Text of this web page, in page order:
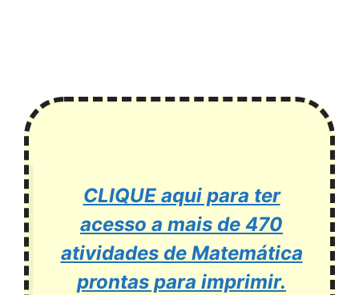
CLIQUE aqui para ter
acesso a mais de 470
atividades de Matemática
prontas para imprimir.